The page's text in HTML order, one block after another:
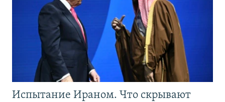
Испытание Ираном. Что скрывают